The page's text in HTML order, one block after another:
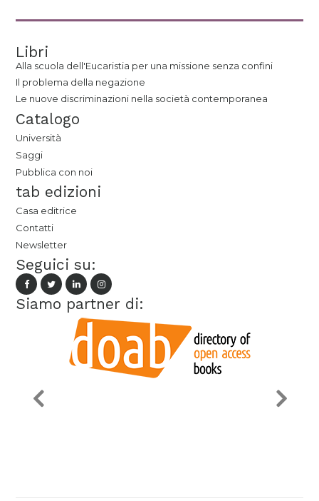
Libri
Alla scuola dell'Eucaristia per una missione senza confini
Il problema della negazione
Le nuove discriminazioni nella società contemporanea
Catalogo
Università
Saggi
Pubblica con noi
tab edizioni
Casa editrice
Contatti
Newsletter
Seguici su:
Siamo partner di: